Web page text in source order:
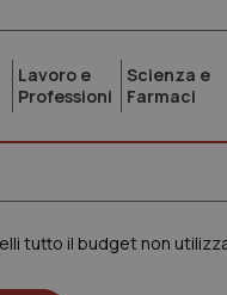
Lavoro e
Professioni
Scienza e
Farmaci
tutto il budget non